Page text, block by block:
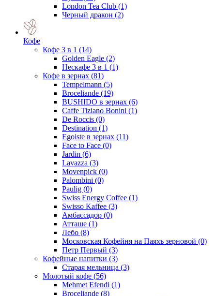
London Tea Club (1)
Черный дракон (2)
Кофе
Кофе 3 в 1 (14)
Golden Eagle (2)
Нескафе 3 в 1 (1)
Кофе в зернах (81)
Tempelmann (5)
Broceliande (19)
BUSHIDO в зернах (6)
Caffe Tiziano Bonini (1)
De Roccis (0)
Destination (1)
Egoiste в зернах (11)
Face to Face (0)
Jardin (6)
Lavazza (3)
Movenpick (0)
Palombini (0)
Paulig (0)
Swiss Energy Coffee (1)
Swisso Kaffee (3)
Амбассадор (0)
Атташе (1)
Лебо (8)
Московская Кофейня на Паяхъ зерновой (0)
Петр Первый (3)
Кофейные напитки (3)
Старая мельница (3)
Молотый кофе (56)
Mehmet Efendi (1)
Broceliande (8)